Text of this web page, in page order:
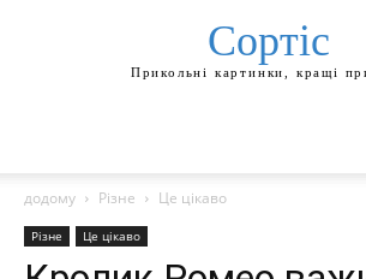
Сортіс
Прикольні картинки, кращі
додому Різне Це цікаво
Різне Це цікаво